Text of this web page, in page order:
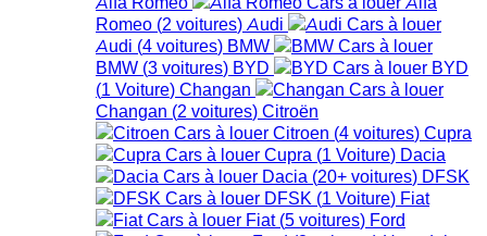
Romeo (2 voitures) Audi
Audi (4 voitures) BMW
BMW (3 voitures) BYD
BYD
(1 Voiture) Changan
Changan (2 voitures) Citroën
Citroen (4 voitures) Cupra
Cupra (1 Voiture) Dacia
Dacia (20+ voitures) DFSK
DFSK (1 Voiture) Fiat
Fiat (5 voitures) Ford